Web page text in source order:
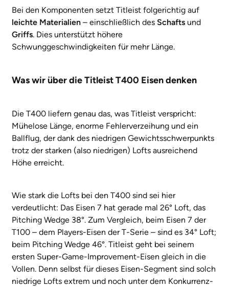
Bei den Komponenten setzt Titleist folgerichtig auf
leichte Materialien – einschließlich des Schafts und
Griffs. Dies unterstützt höhere
Schwunggeschwindigkeiten für mehr Länge.
Was wir über die Titleist T400 Eisen denken
Die T400 liefern genau das, was Titleist verspricht:
Mühelose Länge, enorme Fehlerverzeihung und ein
Ballflug, der dank des niedrigen Gewichtsschwerpunkts
trotz der starken (also niedrigen) Lofts ausreichend
Höhe erreicht.
Wie stark die Lofts bei den T400 sind sei hier
verdeutlicht: Das Eisen 7 hat gerade mal 26° Loft, das
Pitching Wedge 38°. Zum Vergleich, beim Eisen 7 der
T100 – dem Players-Eisen der T-Serie – sind es 34° Loft;
beim Pitching Wedge 46°. Titleist geht bei seinem
ersten Super-Game-Improvement-Eisen gleich in die
Vollen. Denn selbst für dieses Eisen-Segment sind solch
niedrige Lofts extrem und noch unter dem Konkurrenz-